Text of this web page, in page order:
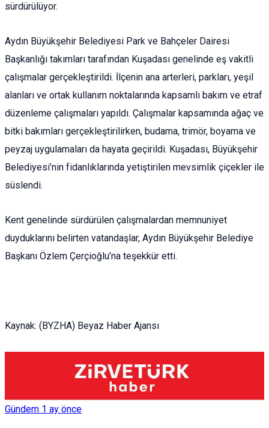
sürdürülüyor.
Aydın Büyükşehir Belediyesi Park ve Bahçeler Dairesi
Başkanlığı takımları tarafından Kuşadası genelinde eş vakitli
çalışmalar gerçekleştirildi. İlçenin ana arterleri, parkları, yeşil
alanları ve ortak kullanım noktalarında kapsamlı bakım ve etraf
düzenleme çalışmaları yapıldı. Çalışmalar kapsamında ağaç ve
bitki bakımları gerçekleştirilirken, budama, trimör, boyama ve
peyzaj uygulamaları da hayata geçirildi. Kuşadası, Büyükşehir
Belediyesi’nin fidanlıklarında yetiştirilen mevsimlik çiçekler ile
süslendi.
Kent genelinde sürdürülen çalışmalardan memnuniyet
duyduklarını belirten vatandaşlar, Aydın Büyükşehir Belediye
Başkanı Özlem Çerçioğlu’na teşekkür etti.
Kaynak: (BYZHA) Beyaz Haber Ajansı
Gündem 1 ay önce